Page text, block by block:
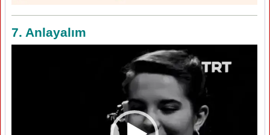
7. Anlayalım